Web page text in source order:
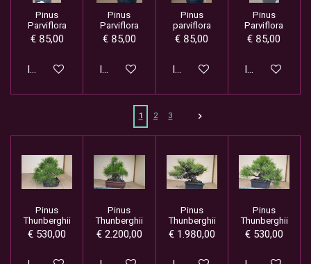
Pinus
Parviflora
€ 85,00
In winkelwagen
Pinus
Parviflora
€ 85,00
In winkelwagen
Pinus
parviflora
€ 85,00
In winkelwagen
Pinus
Parviflora
€ 85,00
In
1 2 3
Pinus
Thunberghii
€ 530,00
Pinus
Thunberghii
€ 2.200,00
Pinus
Thunberghii
€ 1.980,00
Pinus
Thunberghii
€ 530,00